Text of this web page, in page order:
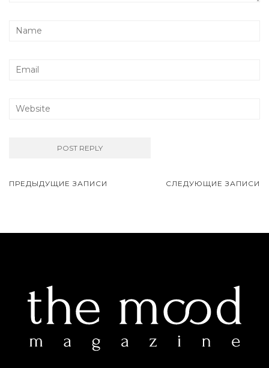
ПРЕДЫДУЩИЕ ЗАПИСИ СЛЕДУЮЩИЕ ЗАПИСИ